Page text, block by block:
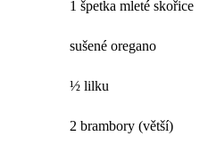
1 špetka mleté skořice
sušené oregano
½ lilku
2 brambory (větší)